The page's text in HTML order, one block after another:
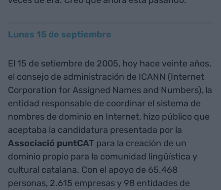
Lunes 15 de septiembre
El 15 de setiembre de 2005, hoy hace veinte años,
el consejo de administración de ICANN (Internet
Corporation for Assigned Names and Numbers), la
entidad responsable de coordinar el sistema de
nombres de dominio en Internet, hizo público que
aceptaba la candidatura presentada por la
Associació puntCAT para la creación de un
dominio propio para la comunidad lingüística y
cultural catalana. Con el apoyo de 65.468
personas, 2.615 empresas y 98 entidades de